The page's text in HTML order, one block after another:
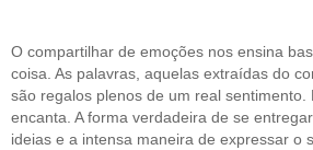
O compartilhar de emoções nos ensina
coisa. As palavras, aquelas extraídas do
são regalos plenos de um real sentimento.
encanta. A forma verdadeira de se
ideias e a intensa maneira de expressar o